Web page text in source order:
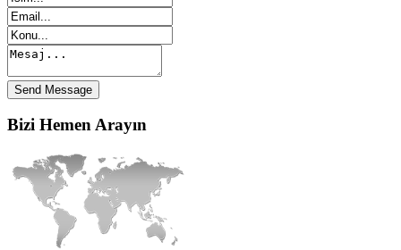
Bizi Hemen Arayın